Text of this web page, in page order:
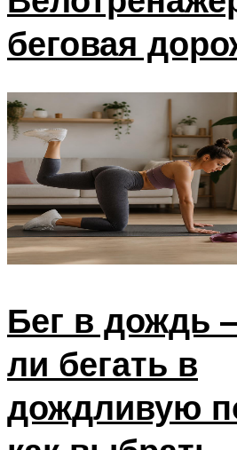
беговая
Бег в дождь
ли бегать в
дождливую